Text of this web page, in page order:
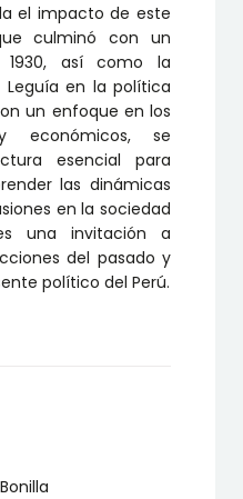
el impacto de este
culminó con un
así como la
en la política
un enfoque en los
económicos, se
esencial para
las dinámicas
en la sociedad
una invitación a
del pasado y
político del Perú.